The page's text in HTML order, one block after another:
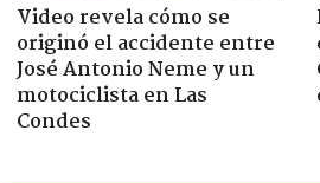
Video revela cómo se
originó el accidente entre
José Antonio Neme y un
motociclista en Las
Condes